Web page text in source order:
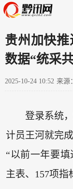
贵州加快
数据“统采
2025-10-24 10:52 来源
登录系统
计员王河就完
“以前一年要
主表、157项指